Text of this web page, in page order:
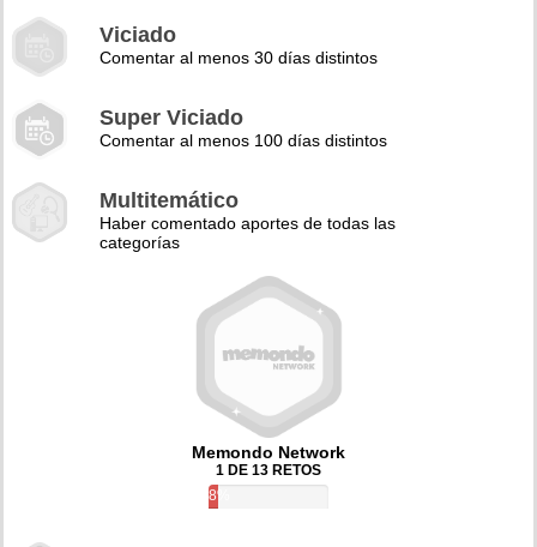
Viciado
Comentar al menos 30 días distintos
Super Viciado
Comentar al menos 100 días distintos
Multitemático
Haber comentado aportes de todas las
categorías
Memondo Network
1 DE 13 RETOS
8%